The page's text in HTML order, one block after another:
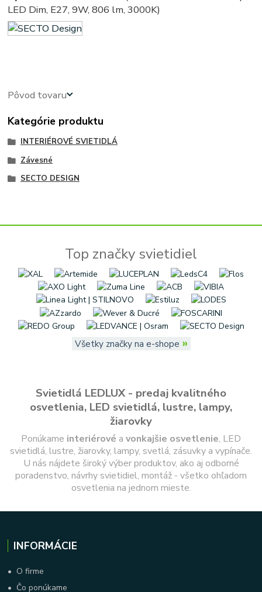
LED Dim, E27, 9W, 806 lm, 3000K)
Pôvod tovaru
Kategórie produktu
INTERIÉROVÉ SVIETIDLÁ
Závesné
SECTO DESIGN
Top značky svietidiel
Všetky značky na e-shope »
Svietidlá LEDLUX - predaj kvalitného
osvetlenia, LED svietidlá, lustre, lampy,
žiarovky
Ponúkame interiérové a vonkajšie osvetlenie, LED
svietidlá, lustre, žiarovky, lampy, svetlá, zásuvky a vypínače.
U nás nájdete široký výber produktov, ako aj odborné
poradenstvo, návrhy svietidiel, montáž - všetko ohľadom
osvetlenia na jednom mieste.
INFORMÁCIE
• O firme
• Čo ponúkame